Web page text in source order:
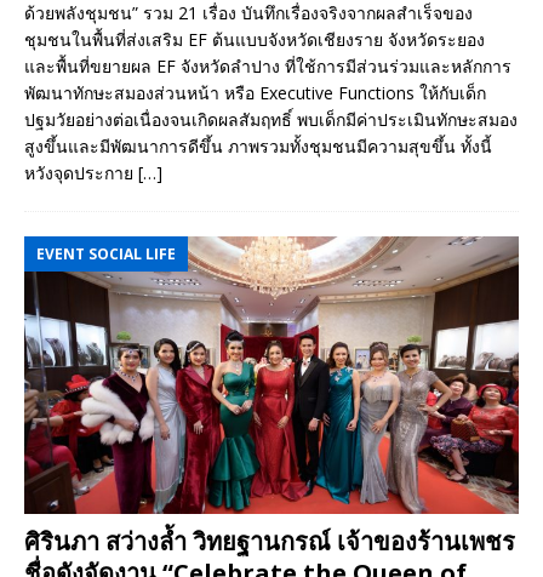
ด้วยพลังชุมชน” รวม 21 เรื่อง บันทึกเรื่องจริงจากผลสำเร็จของ
ชุมชนในพื้นที่ส่งเสริม EF ต้นแบบจังหวัดเชียงราย จังหวัดระยอง
และพื้นที่ขยายผล EF จังหวัดลำปาง ที่ใช้การมีส่วนร่วมและหลักการ
พัฒนาทักษะสมองส่วนหน้า หรือ Executive Functions ให้กับเด็ก
ปฐมวัยอย่างต่อเนื่องจนเกิดผลสัมฤทธิ์ พบเด็กมีค่าประเมินทักษะสมอง
สูงขึ้นและมีพัฒนาการดีขึ้น ภาพรวมทั้งชุมชนมีความสุขขึ้น ทั้งนี้
หวังจุดประกาย […]
EVENT SOCIAL LIFE
ศิรินภา สว่างล้ำ วิทยฐานกรณ์ เจ้าของร้านเพชร